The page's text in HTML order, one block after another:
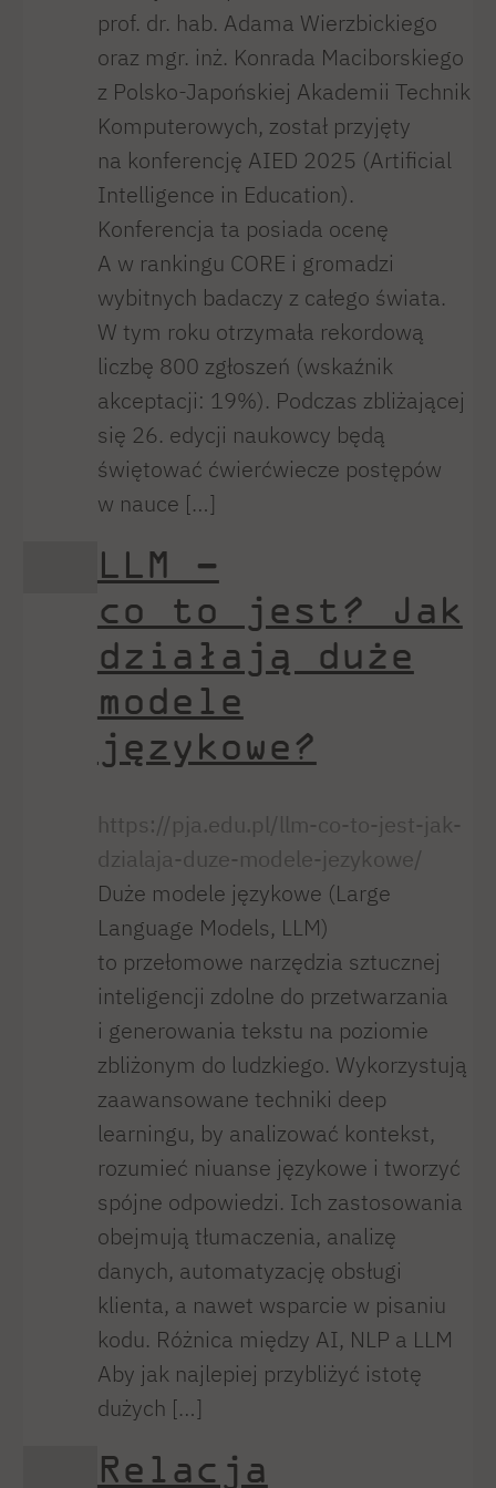
prof. dr. hab. Adama Wierzbickiego
oraz mgr. inż. Konrada Maciborskiego
z Polsko-Japońskiej Akademii Technik
Komputerowych, został przyjęty
na konferencję AIED 2025 (Artificial
Intelligence in Education).
Konferencja ta posiada ocenę
A w rankingu CORE i gromadzi
wybitnych badaczy z całego świata.
W tym roku otrzymała rekordową
liczbę 800 zgłoszeń (wskaźnik
akceptacji: 19%). Podczas zbliżającej
się 26. edycji naukowcy będą
świętować ćwierćwiecze postępów
w nauce […]
LLM –
co to jest? Jak
działają duże
modele
językowe?
https://pja.edu.pl/llm-co-to-jest-jak-
dzialaja-duze-modele-jezykowe/
Duże modele językowe (Large
Language Models, LLM)
to przełomowe narzędzia sztucznej
inteligencji zdolne do przetwarzania
i generowania tekstu na poziomie
zbliżonym do ludzkiego. Wykorzystują
zaawansowane techniki deep
learningu, by analizować kontekst,
rozumieć niuanse językowe i tworzyć
spójne odpowiedzi. Ich zastosowania
obejmują tłumaczenia, analizę
danych, automatyzację obsługi
klienta, a nawet wsparcie w pisaniu
kodu. Różnica między AI, NLP a LLM
Aby jak najlepiej przybliżyć istotę
dużych […]
Relacja